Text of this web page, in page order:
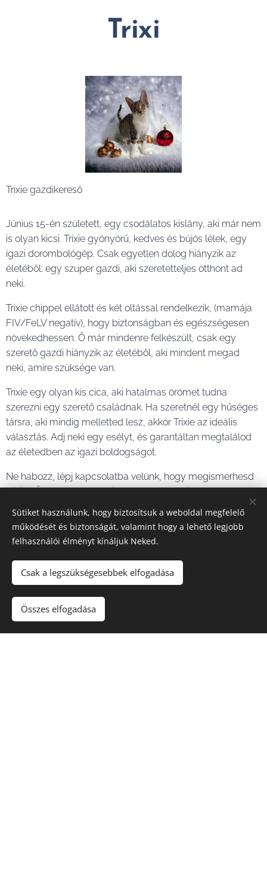
Trixi
Trixie gazdikereső ❤️
Június 15-én született, egy csodálatos kislány, aki már nem
is olyan kicsi. Trixie gyönyörű, kedves és bújós lélek, egy
igazi dorombológép. Csak egyetlen dolog hiányzik az
életéből: egy szuper gazdi, aki szeretetteljes otthont ad
neki.
Trixie chippel ellátott és két oltással rendelkezik, (mamája
FIV/FeLV negatív), hogy biztonságban és egészségesen
növekedhessen. Ő már mindenre felkészült, csak egy
szerető gazdi hiányzik az életéből, aki mindent megad
neki, amire szüksége van.
Trixie egy olyan kis cica, aki hatalmas örömet tudna
szerezni egy szerető családnak. Ha szeretnél egy hűséges
társra, aki mindig melletted lesz, akkor Trixie az ideális
választás. Adj neki egy esélyt, és garantáltan megtalálod
az életedben az igazi boldogságot.
Ne habozz, lépj kapcsolatba velünk, hogy megismerhesd
gazdiját, aki mindig szeretettel és gondoskodással fogja
körül venni.
Az örökbefogadás kizárólag:
- Budapest és környéke
- Benti tartással, macskabiztos ház/lakásba (minimum
szúnyogháló)
- Szerződéssel
Sütiket használunk, hogy biztosítsuk a weboldal megfelelő
működését és biztonságát, valamint hogy a lehető legjobb
felhasználói élményt kínáljuk Neked.
Csak a legszükségesebbek elfogadása
Összes elfogadása